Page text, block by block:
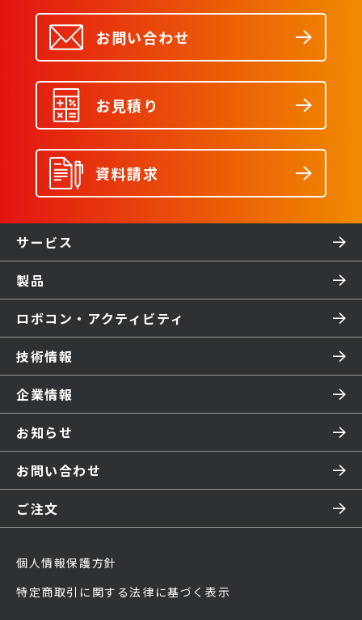
お問い合わせ
お見積り
資料請求
サービス
製品
ロボコン・アクティビティ
技術情報
企業情報
お知らせ
お問い合わせ
ご注文
個人情報保護方針
特定商取引に関する法律に基づく表示